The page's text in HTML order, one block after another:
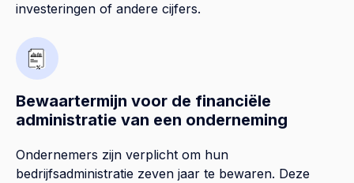
investeringen of andere cijfers.
Bewaartermijn voor de financiële
administratie van een onderneming
Ondernemers zijn verplicht om hun
bedrijfsadministratie zeven jaar te bewaren. Deze